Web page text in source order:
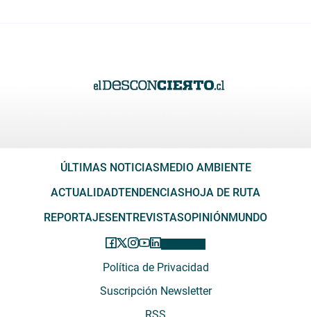
ÚLTIMAS NOTICIAS MEDIO AMBIENTE
ACTUALIDADTENDENCIAS HOJA DE RUTA
REPORTAJES ENTREVISTASOPINIÓN MUNDO
Política de Privacidad
Suscripción Newsletter